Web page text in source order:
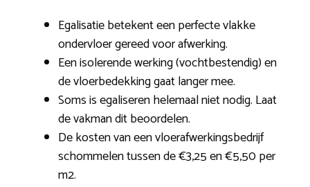
Egalisatie betekent een perfecte vlakke
ondervloer gereed voor afwerking.
Een isolerende werking (vochtbestendig) en
de vloerbedekking gaat langer mee.
Soms is egaliseren helemaal niet nodig. Laat
de vakman dit beoordelen.
De kosten van een vloerafwerkingsbedrijf
schommelen tussen de €3,25 en €5,50 per
m2.